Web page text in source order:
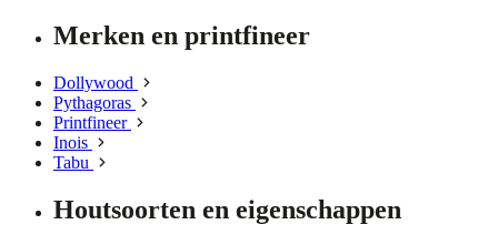
Merken en printfineer
Dollywood
Pythagoras
Printfineer
Inois
Tabu
Houtsoorten en eigenschappen